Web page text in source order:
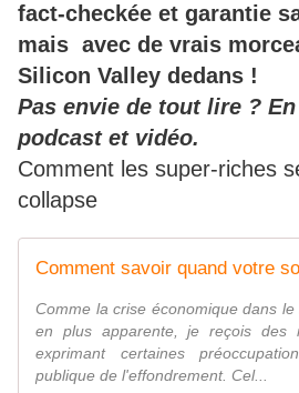
fact-checkée et garantie
mais avec de vrais
Silicon Valley dedans !
Pas envie de tout lire ?
podcast et vidéo.
Comment les super-riches
collapse
Comme la crise économique dans
en plus apparente, je reçois des
exprimant certaines
publique de l'effondrement. Cel...